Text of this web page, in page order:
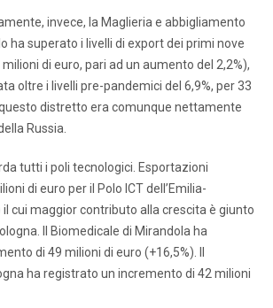
invece, la Maglieria e abbigliamento
ha superato i livelli di export dei primi nove
di euro, pari ad un aumento del 2,2%),
oltre i livelli pre-pandemici del 6,9%, per 33
distretto era comunque nettamente
Russia.
tutti i poli tecnologici. Esportazioni
di euro per il Polo ICT dell’Emilia-
il cui maggior contributo alla crescita è giunto
Il Biomedicale di Mirandola ha
di 49 milioni di euro (+16,5%). Il
ha registrato un incremento di 42 milioni